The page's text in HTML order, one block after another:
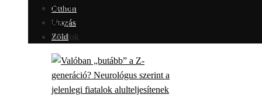
Otthon
Utazás
Zöld
Home
Blog
fiatalok